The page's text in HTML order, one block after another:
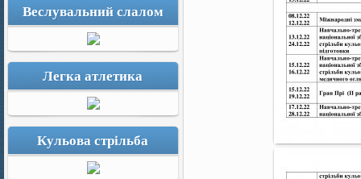
Веслувальний слалом
Легка атлетика
Кульова стрільба